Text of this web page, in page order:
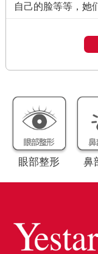
自己的脸等等，她
眼部整形 鼻